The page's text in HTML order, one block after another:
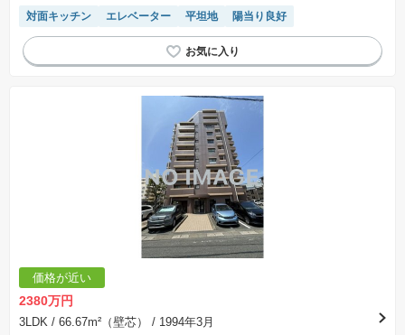
対面キッチン エレベーター 平坦地 陽当り良好
価格が近い
2380万円
3LDK / 66.67m²（壁芯）
/ 1994年3月